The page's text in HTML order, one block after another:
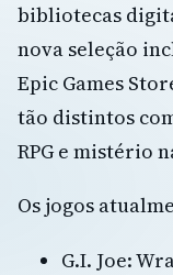
bibliotecas
nova seleção
Epic Games
tão distintos
RPG e mistério
Os jogos
G.I. Joe: